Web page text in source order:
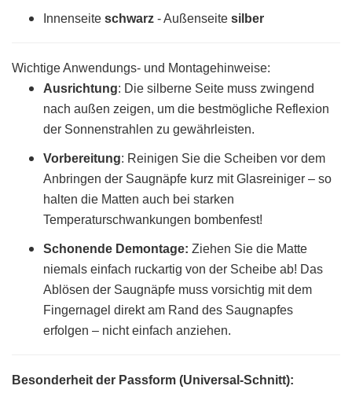
Innenseite schwarz - Außenseite silber
Wichtige Anwendungs- und Montagehinweise:
Ausrichtung: Die silberne Seite muss zwingend
nach außen zeigen, um die bestmögliche Reflexion
der Sonnenstrahlen zu gewährleisten.
Vorbereitung: Reinigen Sie die Scheiben vor dem
Anbringen der Saugnäpfe kurz mit Glasreiniger – so
halten die Matten auch bei starken
Temperaturschwankungen bombenfest!
Schonende Demontage: Ziehen Sie die Matte
niemals einfach ruckartig von der Scheibe ab! Das
Ablösen der Saugnäpfe muss vorsichtig mit dem
Fingernagel direkt am Rand des Saugnapfes
erfolgen – nicht einfach anziehen.
Besonderheit der Passform (Universal-Schnitt):